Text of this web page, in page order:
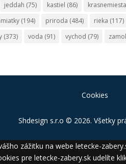
jeddah (75) kastiel (86) krasnemiesta
(194) priroda (484) rieka (117)
(373) voda (91) vychod (79)
Cookies
Shdesign s.r.o © 2026. Všetky
zážitku na webe letecke-
pre letecke-zabery.sk udelíte